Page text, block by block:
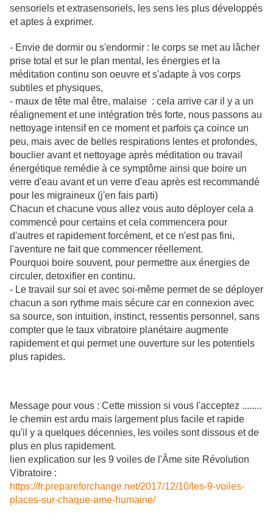
sensoriels et extrasensoriels, les sens les plus développés
et aptes à exprimer.
- Envie de dormir ou s'endormir : le corps se met au lâcher
prise total et sur le plan mental, les énergies et la
méditation continu son oeuvre et s'adapte à vos corps
subtiles et physiques,
- maux de tête mal être, malaise : cela arrive car il y a un
réalignement et une intégration très forte, nous passons au
nettoyage intensif en ce moment et parfois ça coince un
peu, mais avec de belles respirations lentes et profondes,
bouclier avant et nettoyage après méditation ou travail
énergétique remédie à ce symptôme ainsi que boire un
verre d'eau avant et un verre d'eau après est recommandé
pour les migraineux (j'en fais parti)
Chacun et chacune vous allez vous auto déployer cela a
commencé pour certains et cela commencera pour
d'autres et rapidement forcément, et ce n'est pas fini,
l'aventure ne fait que commencer réellement.
Pourquoi boire souvent, pour permettre aux énergies de
circuler, detoxifier en continu.
- Le travail sur soi et avec soi-même permet de se déployer
chacun a son rythme mais sécure car en connexion avec
sa source, son intuition, instinct, ressentis personnel, sans
compter que le taux vibratoire planétaire augmente
rapidement et qui permet une ouverture sur les potentiels
plus rapides.
Message pour vous : Cette mission si vous l'acceptez ........
le chemin est ardu mais largement plus facile et rapide
qu'il y a quelques décennies, les voiles sont dissous et de
plus en plus rapidement.
lien explication sur les 9 voiles de l'Âme site Révolution
Vibratoire :
https://fr.prepareforchange.net/2017/12/10/les-9-voiles-
places-sur-chaque-ame-humaine/